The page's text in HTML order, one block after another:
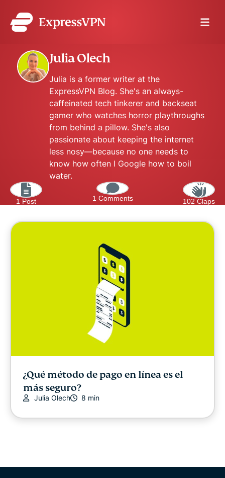
Julia Olech
Julia is a former writer at the
ExpressVPN Blog. She's an always-
caffeinated tech tinkerer and backseat
gamer who watches horror playthroughs
from behind a pillow. She's also
passionate about keeping the internet
less nosy—because no one needs to
know how often I Google how to boil
water.
1 Post 1 Comments 102 Claps
¿Qué método de pago en línea es el
más seguro?
Julia Olech 8 min